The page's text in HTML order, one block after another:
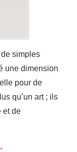
simples
une dimension
pour de
qu’un art ; ils
et de